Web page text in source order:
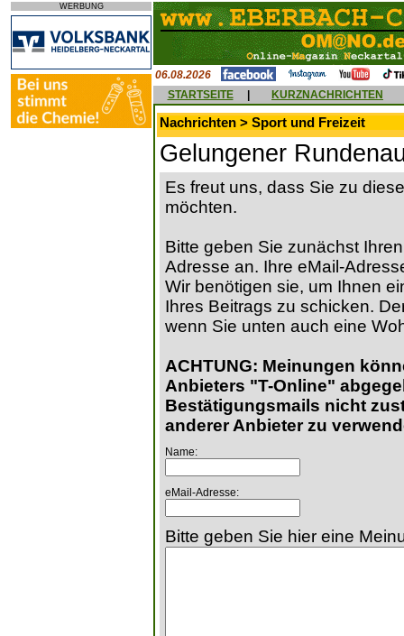
WERBUNG
06.08.2026
STARTSEITE
KURZNACHRICHTEN
Nachrichten > Sport und Freizeit
Gelungener
Es freut uns, dass Sie zu
möchten.
Bitte geben Sie zunächst
Adresse an. Ihre eMail-
Wir benötigen sie, um Ihnen
Ihres Beitrags zu schicken.
wenn Sie unten auch eine
ACHTUNG: Meinungen
Anbieters "T-Online"
Bestätigungsmails nicht
anderer Anbieter zu
Name:
eMail-Adresse:
Bitte geben Sie hier eine